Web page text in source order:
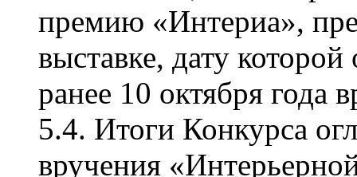
премию «Интериа»,
выставке, дату
ранее 10 октября года
5.4. Итоги Конкурса
вручения